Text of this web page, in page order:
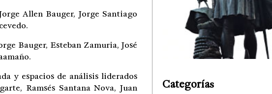
Allen Bauger, Jorge Santiago
Bauger, Esteban Zamuria, José
y espacios de análisis liderados
Ramsés Santana Nova, Juan
Categorías